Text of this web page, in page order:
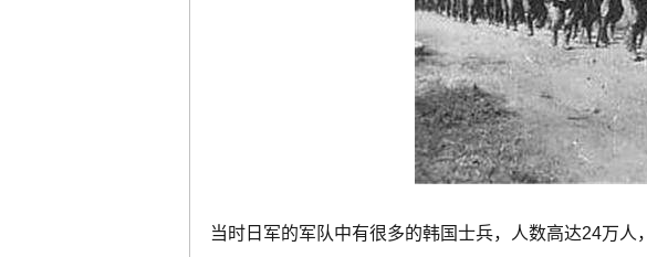
当时日军的军队中有很多的韩国士兵，人数高达24万